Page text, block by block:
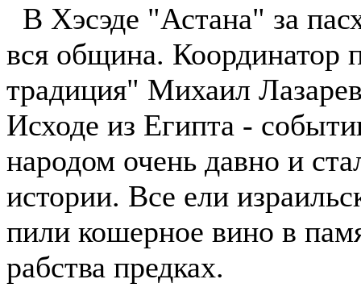
В Хэсэде "Астана" за
вся община. Координатор
традиция" Михаил
Исходе из Египта -
народом очень давно и
истории. Все ели
пили кошерное вино в
рабства предках.